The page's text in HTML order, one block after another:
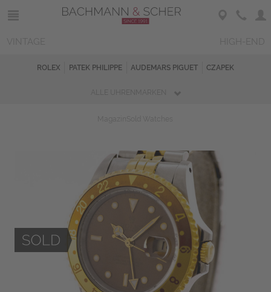
ROLEX PATEK PHILIPPE AUDEMARS PIGUET CZAPEK